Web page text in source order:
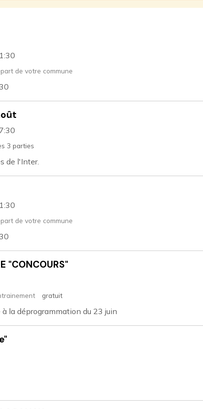
de votre commune
3 parties
de l'Inter.
de votre commune
"CONCOURS"
gratuit
la déprogrammation du 23 juin